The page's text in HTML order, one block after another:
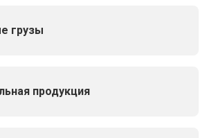
грузы
продукция